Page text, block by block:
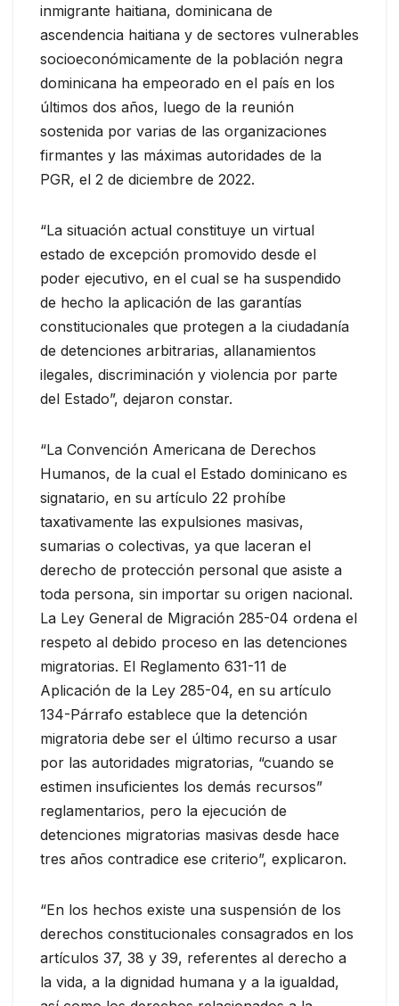
inmigrante haitiana, dominicana de
ascendencia haitiana y de sectores vulnerables
socioeconómicamente de la población negra
dominicana ha empeorado en el país en los
últimos dos años, luego de la reunión
sostenida por varias de las organizaciones
firmantes y las máximas autoridades de la
PGR, el 2 de diciembre de 2022.
“La situación actual constituye un virtual
estado de excepción promovido desde el
poder ejecutivo, en el cual se ha suspendido
de hecho la aplicación de las garantías
constitucionales que protegen a la ciudadanía
de detenciones arbitrarias, allanamientos
ilegales, discriminación y violencia por parte
del Estado”, dejaron constar.
“La Convención Americana de Derechos
Humanos, de la cual el Estado dominicano es
signatario, en su artículo 22 prohíbe
taxativamente las expulsiones masivas,
sumarias o colectivas, ya que laceran el
derecho de protección personal que asiste a
toda persona, sin importar su origen nacional.
La Ley General de Migración 285-04 ordena el
respeto al debido proceso en las detenciones
migratorias. El Reglamento 631-11 de
Aplicación de la Ley 285-04, en su artículo
134-Párrafo establece que la detención
migratoria debe ser el último recurso a usar
por las autoridades migratorias, “cuando se
estimen insuficientes los demás recursos”
reglamentarios, pero la ejecución de
detenciones migratorias masivas desde hace
tres años contradice ese criterio”, explicaron.
“En los hechos existe una suspensión de los
derechos constitucionales consagrados en los
artículos 37, 38 y 39, referentes al derecho a
la vida, a la dignidad humana y a la igualdad,